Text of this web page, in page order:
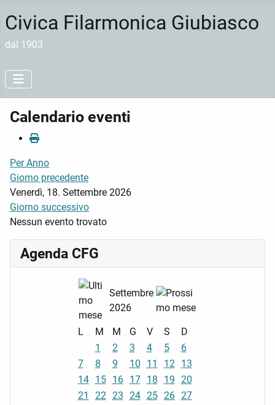
Civica Filarmonica Giubiasco
dal 1903
Calendario eventi
Per Anno
Giorno precedente
Venerdì, 18. Settembre 2026
Giorno successivo
Nessun evento trovato
Agenda CFG
Settembre
2026
L M M G V S
D
1
2 3 4 5
6
7
8 9 10 11 12
13
14
15 16 17 18 19 20
21
22 23 24 25 26 27